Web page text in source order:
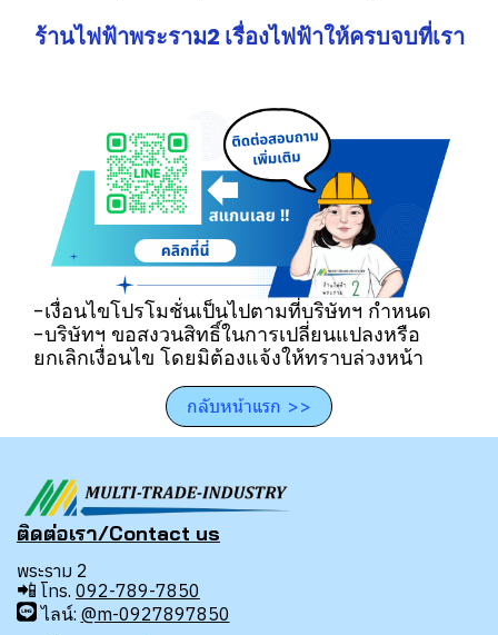
ร้านไฟฟ้าพระราม2 เรื่องไฟฟ้าให้ครบจบที่เรา
-เงื่อนไขโปรโมชั่นเป็นไปตามที่บริษัทฯ กำหนด
-บริษัทฯ ขอสงวนสิทธิ์ในการเปลี่ยนแปลงหรือ
ยกเลิกเงื่อนไข โดยมิต้องแจ้งให้ทราบล่วงหน้า
กลับหน้าแรก >>
ติดต่อเรา/Contact us
พระราม 2
📲 โทร. 092-789-7850
ไลน์: @m-0927897850